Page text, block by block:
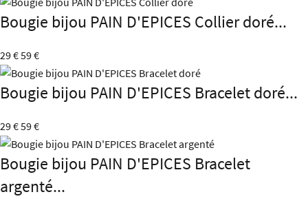
Bougie bijou PAIN D'EPICES Collier doré...
29 €59 €
Bougie bijou PAIN D'EPICES Bracelet doré...
29 €59 €
Bougie bijou PAIN D'EPICES Bracelet
argenté...